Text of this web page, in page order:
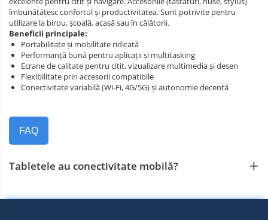
îmbunătățesc confortul și productivitatea. Sunt potrivite pentru
utilizare la birou, școală, acasă sau în călătorii.
Beneficii principale:
Portabilitate și mobilitate ridicată
Performanță bună pentru aplicații și multitasking
Ecrane de calitate pentru citit, vizualizare multimedia și desen
Flexibilitate prin accesorii compatibile
Conectivitate variabilă (Wi‑Fi, 4G/5G) și autonomie decentă
FAQ
Tabletele au conectivitate mobilă?